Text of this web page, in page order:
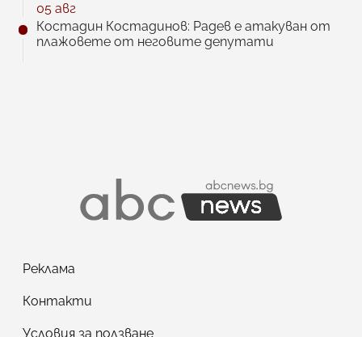
05 авг
Костадин Костадинов: Радев е атакуван от
плажoвете от неговите депутати
Реклама
Контакти
Условия за ползване